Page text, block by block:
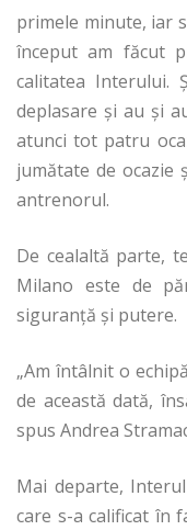
primele minute, iar
început am făcut
calitatea Interului.
deplasare și au și
atunci tot patru
jumătate de ocazie
antrenorul.
De cealaltă parte,
Milano este de
siguranță și putere.
„Am întâlnit o
de această dată,
spus Andrea
Mai departe,
care s-a calificat în